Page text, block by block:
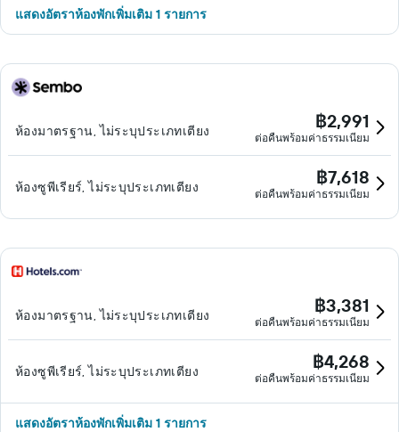
แสดงอัตราห้องพักเพิ่มเติม 1 รายการ
ห้องมาตรฐาน, ไม่ระบุประเภทเตียง ฿2,991
ต่อคืนพร้อมค่าธรรมเนียม
ห้องซูพีเรียร์, ไม่ระบุประเภทเตียง ฿7,618
ต่อคืนพร้อมค่าธรรมเนียม
ห้องมาตรฐาน, ไม่ระบุประเภทเตียง ฿3,381
ต่อคืนพร้อมค่าธรรมเนียม
ห้องซูพีเรียร์, ไม่ระบุประเภทเตียง ฿4,268
ต่อคืนพร้อมค่าธรรมเนียม
แสดงอัตราห้องพักเพิ่มเติม 1 รายการ